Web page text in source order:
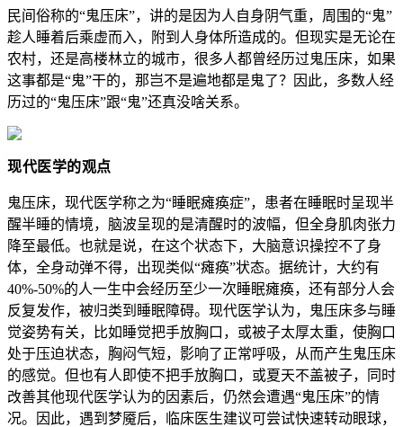
民间俗称的“鬼压床”，讲的是因为人自身阴气重，周围的“鬼”
趁人睡着后乘虚而入，附到人身体所造成的。但现实是无论在
农村，还是高楼林立的城市，很多人都曾经历过鬼压床，如果
这事都是“鬼”干的，那岂不是遍地都是鬼了？因此，多数人经
历过的“鬼压床”跟“鬼”还真没啥关系。
现代医学的观点
鬼压床，现代医学称之为“睡眠瘫痪症”，患者在睡眠时呈现半
醒半睡的情境，脑波呈现的是清醒时的波幅，但全身肌肉张力
降至最低。也就是说，在这个状态下，大脑意识操控不了身
体，全身动弹不得，出现类似“瘫痪”状态。据统计，大约有
40%-50%的人一生中会经历至少一次睡眠瘫痪，还有部分人会
反复发作，被归类到睡眠障碍。现代医学认为，鬼压床多与睡
觉姿势有关，比如睡觉把手放胸口，或被子太厚太重，使胸口
处于压迫状态，胸闷气短，影响了正常呼吸，从而产生鬼压床
的感觉。但也有人即使不把手放胸口，或夏天不盖被子，同时
改善其他现代医学认为的因素后，仍然会遭遇“鬼压床”的情
况。因此，遇到梦魇后，临床医生建议可尝试快速转动眼球，